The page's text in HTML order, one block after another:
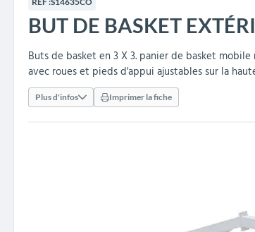
Embellissement et
fleurissement urbain
Barrières de ville Arceaux
Clous podotactiles et
rampes d'accès
Séparateurs de voies et
balises routières
Travaux
Vestiaires
Armoires et rangements Mobilier
Tables de cantine
réception
Poteaux de guidage
collectivités
Structures aires de jeux
Baby-
BUT DE BASKET
Buts de basket en 3 X 3. panier de basket
avec roues et pieds d'appui ajustables sur la
Plus d'infos Imprimer la fiche